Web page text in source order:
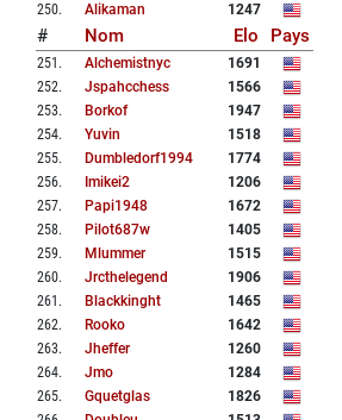
250. Alikaman 1247
# Nom Elo Pays
251 . Alchemistnyc
1691
252. Jspahcchess
1566
253. Borkof
1947
254. Yuvin
1518
255. Dumbledorf1994
1774
256. Imikei2
1206
257. Papi1948
1672
258. Pilot687w
1405
259. Mlummer
1515
260. Jrcthelegend
1906
261 . Blackkinght
1465
262. Rooko
1642
263. Jheffer
1260
264. Jmo
1284
265. Gquetglas
1826